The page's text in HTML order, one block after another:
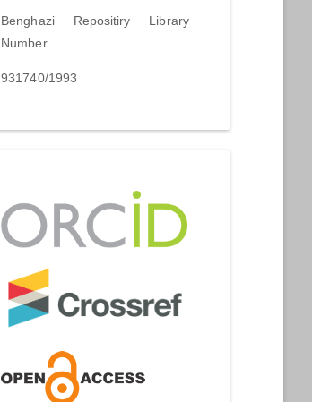
Benghazi Repositiry Library
Number
931740/1993